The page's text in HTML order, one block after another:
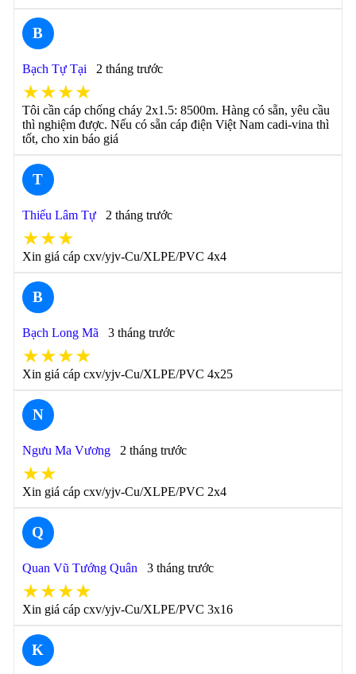
B
Bạch Tự Tại 2 tháng trước
★★★★
Tôi cần cáp chống cháy 2x1.5: 8500m. Hàng có sẵn, yêu cầu
thì nghiệm được. Nếu có sẵn cáp điện Việt Nam cadi-vina thì
tốt, cho xin báo giá
T
Thiếu Lâm Tự 2 tháng trước
★★★
Xin giá cáp cxv/yjv-Cu/XLPE/PVC 4x4
B
Bạch Long Mã 3 tháng trước
★★★★
Xin giá cáp cxv/yjv-Cu/XLPE/PVC 4x25
N
Ngưu Ma Vương 2 tháng trước
★★
Xin giá cáp cxv/yjv-Cu/XLPE/PVC 2x4
Q
Quan Vũ Tướng Quân 3 tháng trước
★★★★
Xin giá cáp cxv/yjv-Cu/XLPE/PVC 3x16
K